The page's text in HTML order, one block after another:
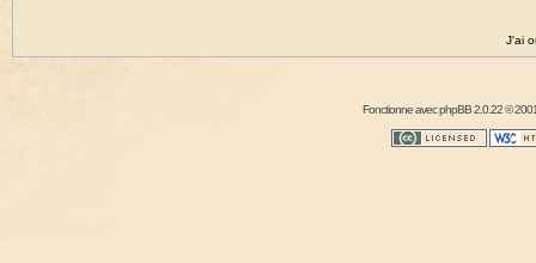
J'ai
Fonctionne avecphpBB2.0.22 ©